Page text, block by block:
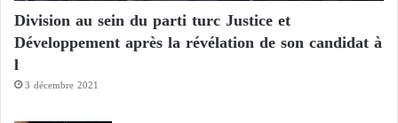
e
s
d
é
c
Division au sein du parti turc Justice et
Développement après la révélation de son candidat à
l
3 décembre 2021